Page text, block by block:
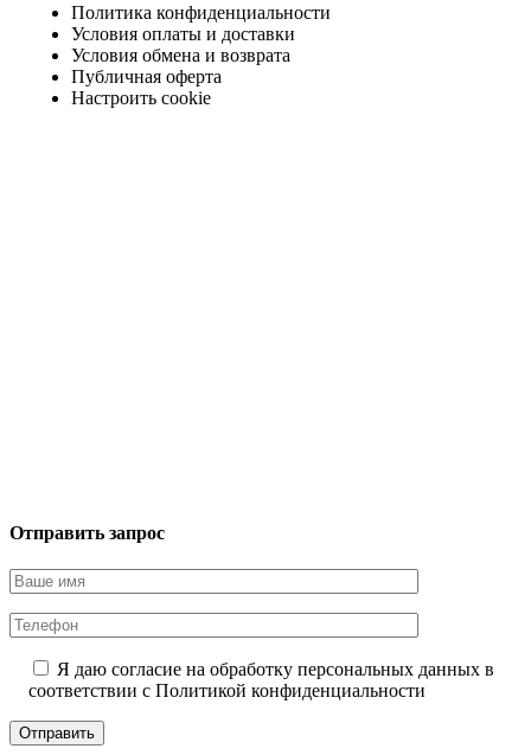
Политика конфиденциальности
Условия оплаты и доставки
Условия обмена и возврата
Публичная оферта
Настроить cookie
Отправить запрос
Я даю согласие на обработку персональных данных в
соответствии с Политикой конфиденциальности